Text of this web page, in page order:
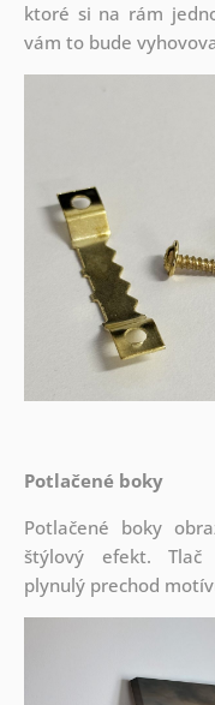
ktoré si na rám
vám to bude
Potlačené boky
Potlačené boky
štýlový efekt. Tlač
plynulý prechod